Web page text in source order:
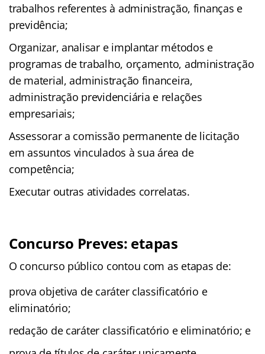
trabalhos referentes à administração, finanças e
previdência;
Organizar, analisar e implantar métodos e
programas de trabalho, orçamento, administração
de material, administração financeira,
administração previdenciária e relações
empresariais;
Assessorar a comissão permanente de licitação
em assuntos vinculados à sua área de
competência;
Executar outras atividades correlatas.
Concurso Preves: etapas
O concurso público contou com as etapas de:
prova objetiva de caráter classificatório e
eliminatório;
redação de caráter classificatório e eliminatório; e